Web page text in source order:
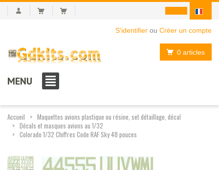
S'identifier ou Créer un compte
0 articles
MENU
Accueil
Maquettes avions plastique ou résine, set détaillage, décal
Décals et masques avions au 1/32
Colorado 1/32 Chiffres Code RAF Sky 48 pouces